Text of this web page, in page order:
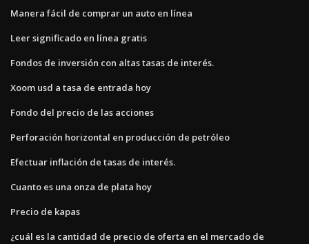
Manera fácil de comprar un auto en línea
Leer significado en línea gratis
Fondos de inversión con altas tasas de interés.
Xoom usd a tasa de entrada hoy
Fondo del precio de las acciones
Perforación horizontal en producción de petróleo
Efectuar inflación de tasas de interés.
Cuanto es una onza de plata hoy
Precio de kapas
¿cuál es la cantidad de precio de oferta en el mercado de